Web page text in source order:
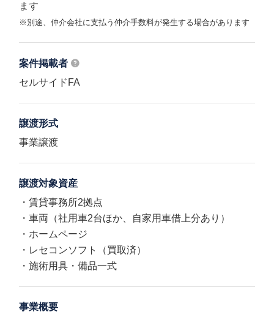
ます
※別途、仲介会社に支払う仲介手数料が発生する場合があります
案件掲載者
セルサイドFA
譲渡形式
事業譲渡
譲渡対象資産
・賃貸事務所2拠点
・車両（社用車2台ほか、自家用車借上分あり）
・ホームページ
・レセコンソフト（買取済）
・施術用具・備品一式
事業概要